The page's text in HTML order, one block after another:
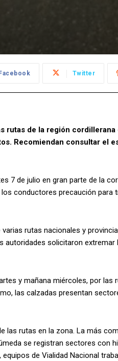
Facebook Twitter
rutas de la región cordillerana
Recomiendan consultar el
7 de julio en gran parte de la
conductores precaución para
rutas nacionales y
autoridades solicitaron extremar
y mañana miércoles, por las
las calzadas presentan
las rutas en la zona. La más
se registran sectores con
de Vialidad Nacional